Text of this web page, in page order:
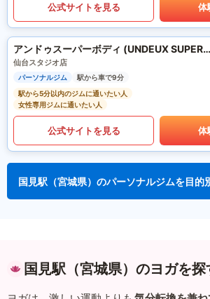
公式サイトを見る 体
アンドゥスーパーボディ (UNDEUX SUPERBODY)
仙台スタジオ店
パーソナルジム
駅から車で9分
駅から5分以内のジムに通いたい人
女性専用ジムに通いたい人
公式サイトを見る 体
国見駅（宮城県）のパーソナルジムを目的
国見駅（宮城県）のヨガを探